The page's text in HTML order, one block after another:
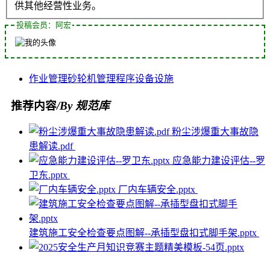
供其他经营性业务。
投稿会员：阿宏
作业管理砂轮机管理程序设备设施
推荐内容/By 规范库
粉尘涉爆重大事故隐
患解读.pdf
应急能力建设评估--罗
卫东.pptx
厂内车辆安全.pptx
建筑施工安全检查要点图解--承插型盘扣式脚手架.pptx